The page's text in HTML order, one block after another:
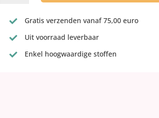
bobike
 Gratis verzenden vanaf 75,00 euro
 Uit voorraad leverbaar
 Enkel hoogwaardige stoffen